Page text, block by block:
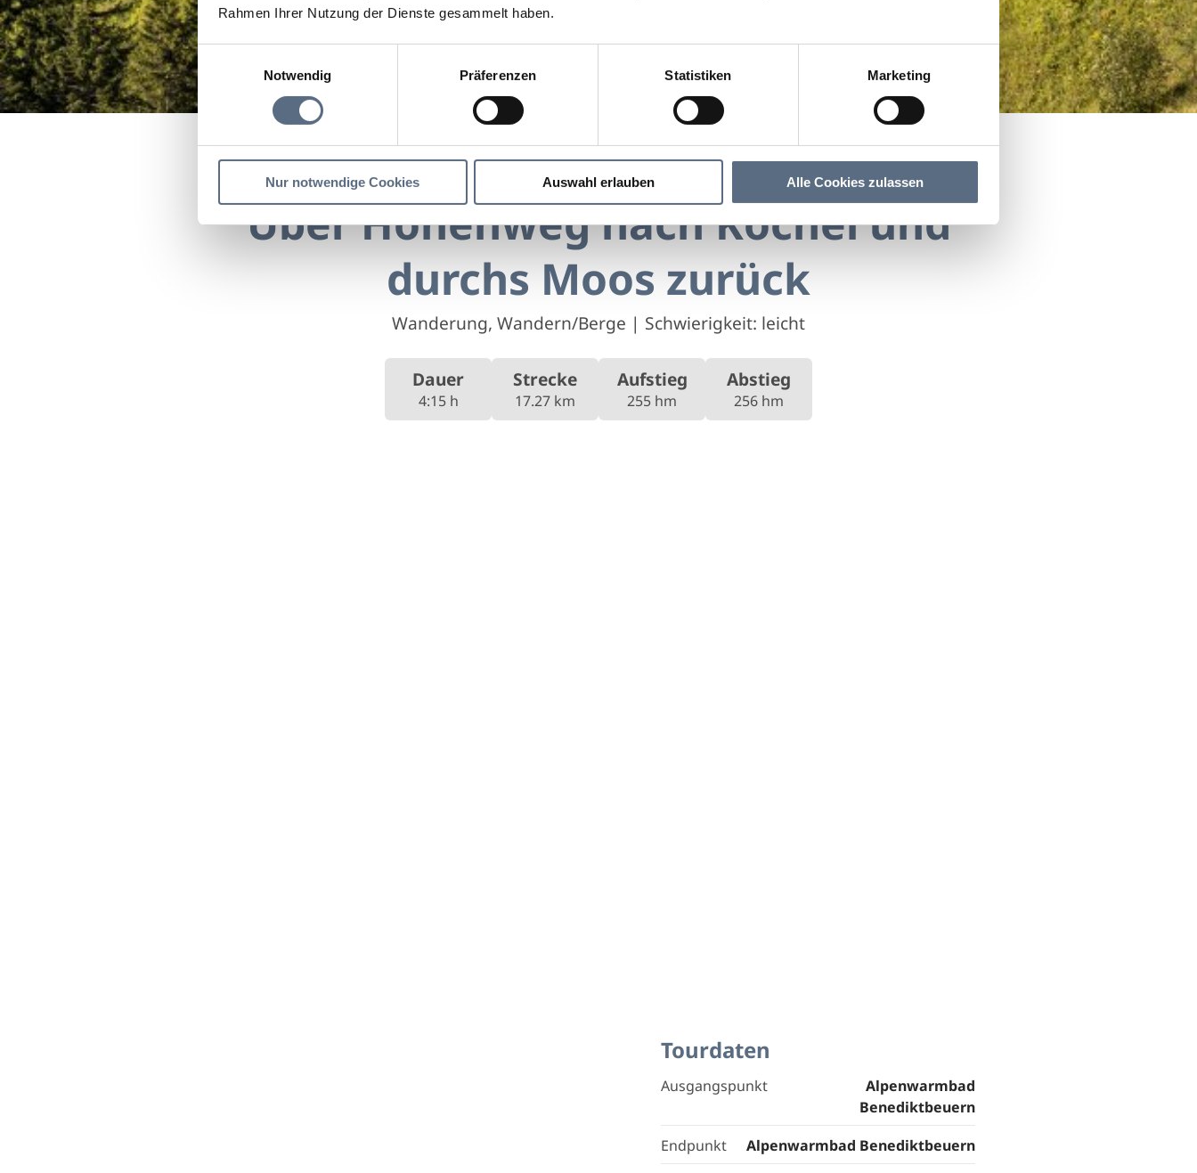
Rahmen Ihrer Nutzung der Dienste gesammelt haben.
Einwilligungsauswahl
Notwendig
Präferenzen Statistiken Marketing
Nur notwendige Cookies Auswahl erlauben Alle Cookies zulassen
Über Höhenweg nach Kochel und durchs Moos zurück
Über Höhenweg nach Kochel und
durchs Moos zurück
Wanderung, Wandern/Berge | Schwierigkeit: leicht
Dauer
4:15 h
Strecke
17.27 km
Aufstieg
255 hm
Abstieg
256 hm
Tourdaten
Ausgangspunkt
Alpenwarmbad
Benediktbeuern
Endpunkt
Alpenwarmbad Benediktbeuern